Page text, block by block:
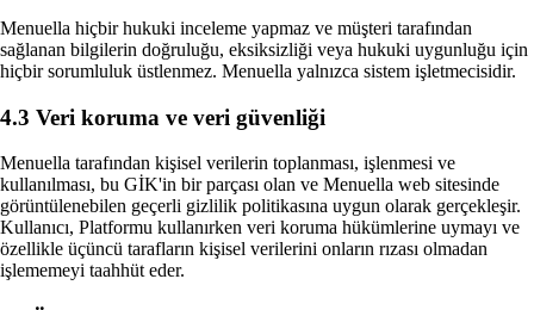
Menuella hiçbir hukuki inceleme yapmaz ve müşteri tarafından
sağlanan bilgilerin doğruluğu, eksiksizliği veya hukuki uygunluğu için
hiçbir sorumluluk üstlenmez. Menuella yalnızca sistem işletmecisidir.
4.3 Veri koruma ve veri güvenliği
Menuella tarafından kişisel verilerin toplanması, işlenmesi ve
kullanılması, bu GİK'in bir parçası olan ve Menuella web sitesinde
görüntülenebilen geçerli gizlilik politikasına uygun olarak gerçekleşir.
Kullanıcı, Platformu kullanırken veri koruma hükümlerine uymayı ve
özellikle üçüncü tarafların kişisel verilerini onların rızası olmadan
işlememeyi taahhüt eder.